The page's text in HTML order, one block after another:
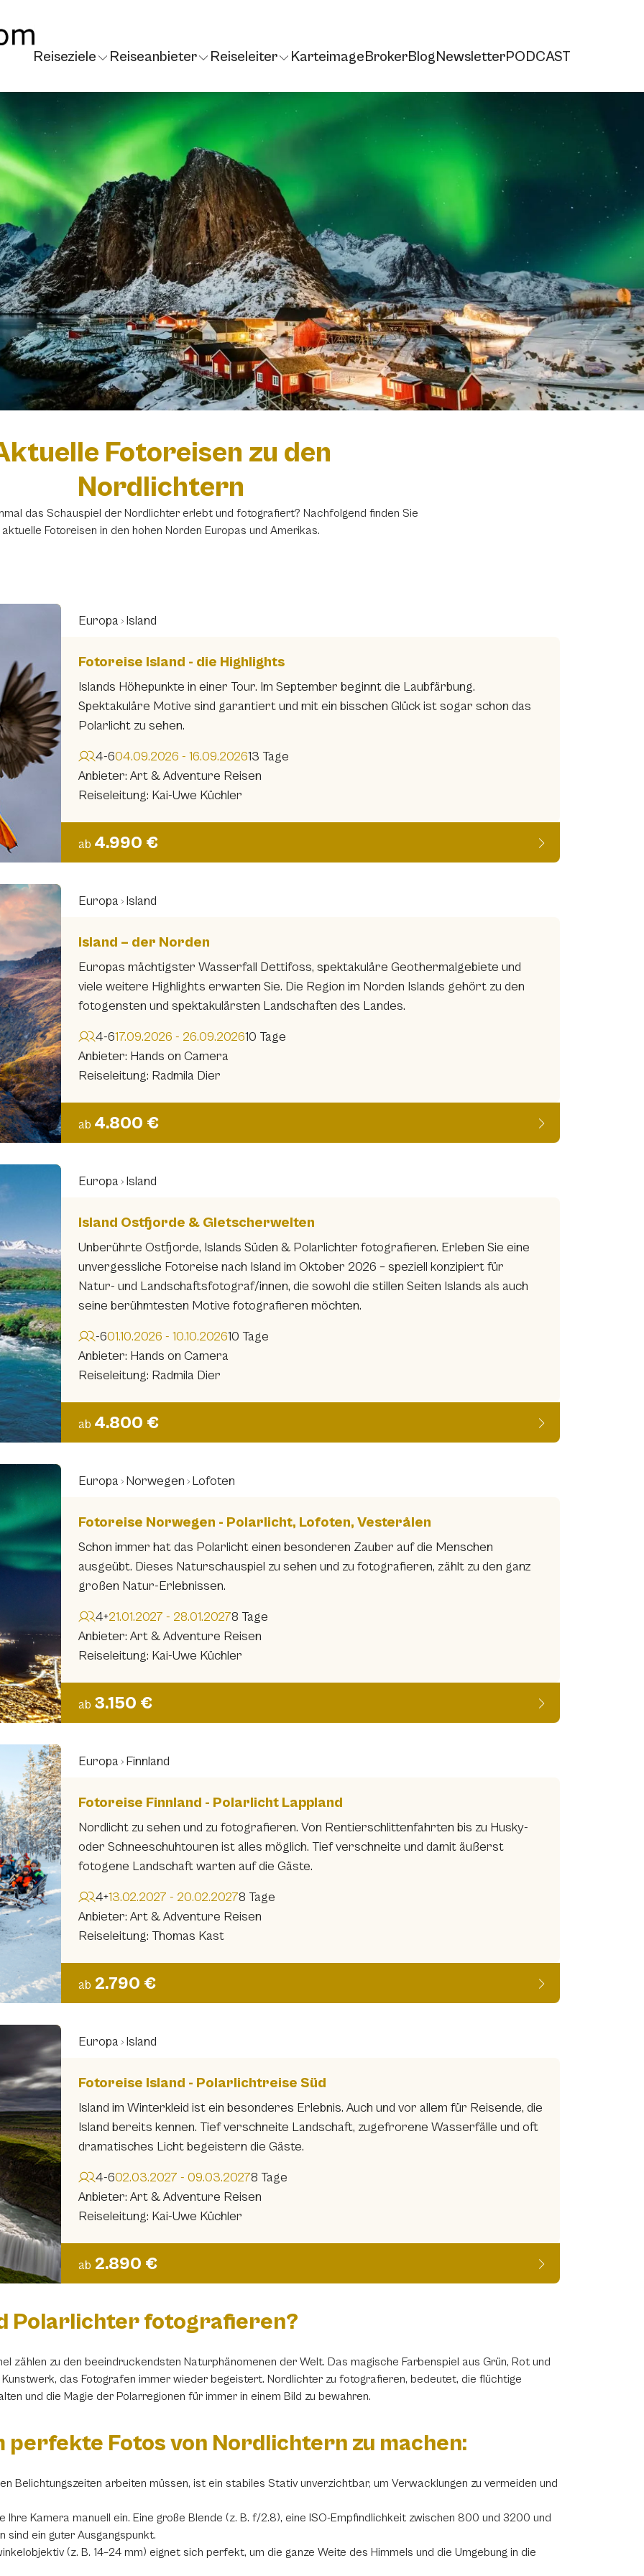
Reiseziele Reiseanbieter Reiseleiter KarteimageBrokerBlogNewsletterPODCAST
Fotoreisen zu den
Nordlichtern
das Schauspiel der Nordlichter erlebt und fotografiert? Nachfolgend finden Sie
aktuelle Fotoreisen in den hohen Norden Europas und Amerikas.
Europa Island
Fotoreise Island - die Highlights
Islands Höhepunkte in einer Tour. Im September beginnt die Laubfärbung.
Spektakuläre Motive sind garantiert und mit ein bisschen Glück ist sogar schon das
Polarlicht zu sehen.
4-604.09.2026 - 16.09.202613 Tage
Anbieter: Art & Adventure Reisen
Reiseleitung: Kai-Uwe Küchler
ab 4.990 €
Europa Island
Island – der Norden
Europas mächtigster Wasserfall Dettifoss, spektakuläre Geothermalgebiete und
viele weitere Highlights erwarten Sie. Die Region im Norden Islands gehört zu den
fotogensten und spektakulärsten Landschaften des Landes.
4-617.09.2026 - 26.09.202610 Tage
Anbieter: Hands on Camera
Reiseleitung: Radmila Dier
ab 4.800 €
Europa Island
Island Ostfjorde & Gletscherwelten
Unberührte Ostfjorde, Islands Süden & Polarlichter fotografieren. Erleben Sie eine
unvergessliche Fotoreise nach Island im Oktober 2026 – speziell konzipiert für
Natur- und Landschaftsfotograf/innen, die sowohl die stillen Seiten Islands als auch
seine berühmtesten Motive fotografieren möchten.
-601.10.2026 - 10.10.202610 Tage
Anbieter: Hands on Camera
Reiseleitung: Radmila Dier
ab 4.800 €
Europa Norwegen Lofoten
Fotoreise Norwegen - Polarlicht, Lofoten, Vesterålen
Schon immer hat das Polarlicht einen besonderen Zauber auf die Menschen
ausgeübt. Dieses Naturschauspiel zu sehen und zu fotografieren, zählt zu den ganz
großen Natur-Erlebnissen.
4+21.01.2027 - 28.01.20278 Tage
Anbieter: Art & Adventure Reisen
Reiseleitung: Kai-Uwe Küchler
ab 3.150 €
Europa Finnland
Fotoreise Finnland - Polarlicht Lappland
Nordlicht zu sehen und zu fotografieren. Von Rentierschlittenfahrten bis zu Husky-
oder Schneeschuhtouren ist alles möglich. Tief verschneite und damit äußerst
fotogene Landschaft warten auf die Gäste.
4+13.02.2027 - 20.02.20278 Tage
Anbieter: Art & Adventure Reisen
Reiseleitung: Thomas Kast
ab 2.790 €
Europa Island
Fotoreise Island - Polarlichtreise Süd
Island im Winterkleid ist ein besonderes Erlebnis. Auch und vor allem für Reisende, die
Island bereits kennen. Tief verschneite Landschaft, zugefrorene Wasserfälle und oft
dramatisches Licht begeistern die Gäste.
4-602.03.2027 - 09.03.20278 Tage
Anbieter: Art & Adventure Reisen
Reiseleitung: Kai-Uwe Küchler
ab 2.890 €
Polarlichter fotografieren?
zählen zu den beeindruckendsten Naturphänomenen der Welt. Das magische Farbenspiel aus Grün, Rot und
das Fotografen immer wieder begeistert. Nordlichter zu fotografieren, bedeutet, die flüchtige
und die Magie der Polarregionen für immer in einem Bild zu bewahren.
perfekte Fotos von Nordlichtern zu machen:
Belichtungszeiten arbeiten müssen, ist ein stabiles Stativ unverzichtbar, um Verwacklungen zu vermeiden und
Ihre Kamera manuell ein. Eine große Blende (z. B. f/2.8), eine ISO-Empfindlichkeit zwischen 800 und 3200 und
sind ein guter Ausgangspunkt.
(z. B. 14–24 mm) eignet sich perfekt, um die ganze Weite des Himmels und die Umgebung in die